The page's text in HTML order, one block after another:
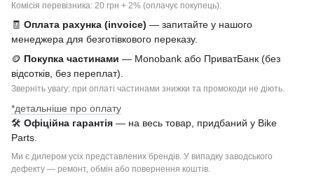
Комісія перевізника: 20 грн + 2% (оплачує покупець).
🧾 Оплата рахунка (invoice) — запитайте у нашого
менеджера для безготівкового переказу.
🪙 Покупка частинами — Monobank або ПриватБанк (без
відсотків, без переплат).
Зверніть увагу: при оплаті частинами знижки та промокоди не діють.
*детальніше про оплату
🛠 Офіційна гарантія — на весь товар, придбаний у Bike
Parts.
Ми є дилером усіх представлених брендів. У випадку заводського
дефекту — ремонт, обмін або повернення коштів.